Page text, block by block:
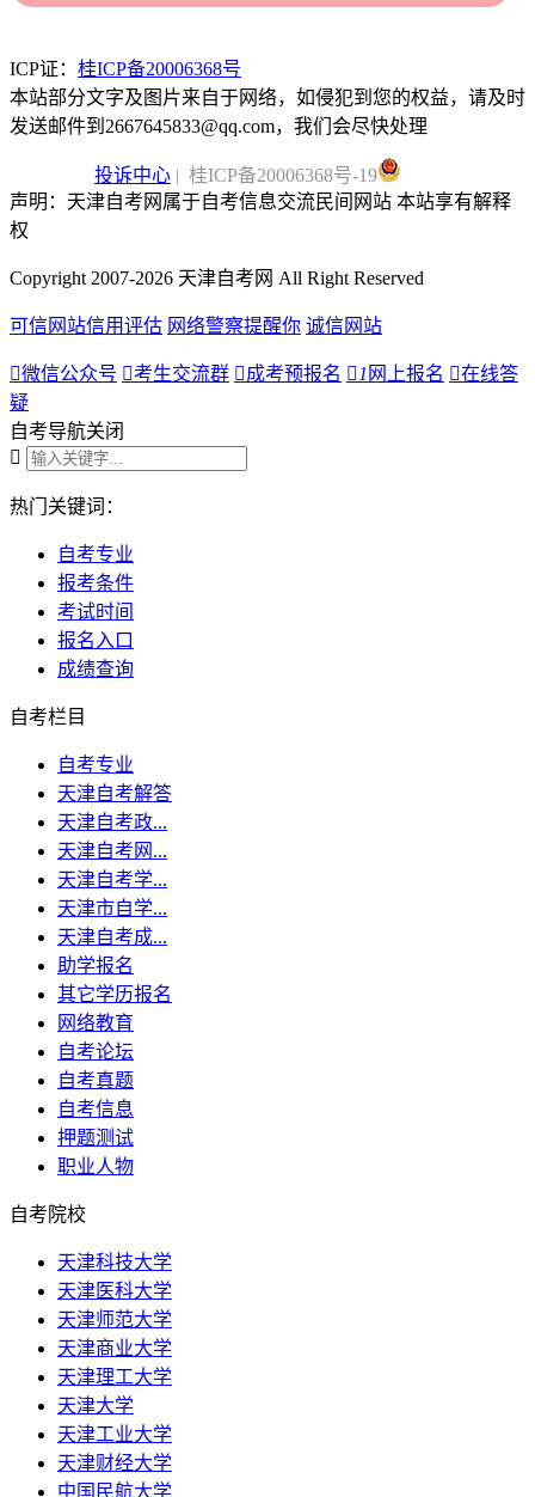
ICP证： 桂ICP备20006368号
本站部分文字及图片来自于网络，如侵犯到您的权益，请及时
发送邮件到2667645833@qq.com，我们会尽快处理
投诉中心 | 桂ICP备20006368号-19
声明：天津自考网属于自考信息交流民间网站 本站享有解释
权
Copyright 2007-2026 天津自考网 All Right Reserved
可信网站信用评估 网络警察提醒你 诚信网站
微信公众号 考生交流群 成考预报名  1 网上报名 在线答
疑
自考导航关闭

热门关键词：
自考专业
报考条件
考试时间
报名入口
成绩查询
自考栏目
自考专业
天津自考解答
天津自考政...
天津自考网...
天津自考学...
天津市自学...
天津自考成...
助学报名
其它学历报名
网络教育
自考论坛
自考真题
自考信息
押题测试
职业人物
自考院校
天津科技大学
天津医科大学
天津师范大学
天津商业大学
天津理工大学
天津大学
天津工业大学
天津财经大学
中国民航大学